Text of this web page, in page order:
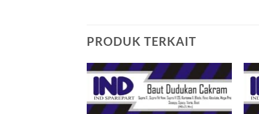
PRODUK TERKAIT
Tambahkan
ke Wishlist